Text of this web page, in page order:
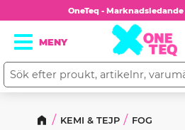
Meny
OneTeq - Marknadsledande
KEMI & TEJP FOG